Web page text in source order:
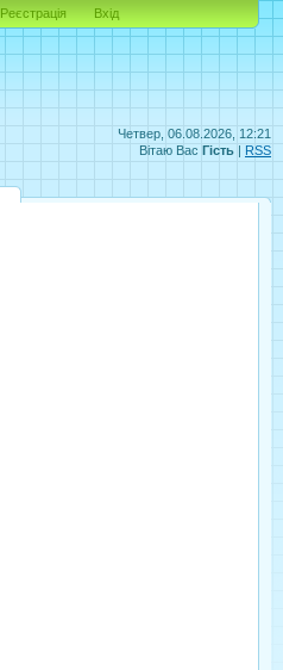
Четвер, 06.08.2026, 12:21
Вітаю Вас Гість | RSS
Реєстрація Вхід